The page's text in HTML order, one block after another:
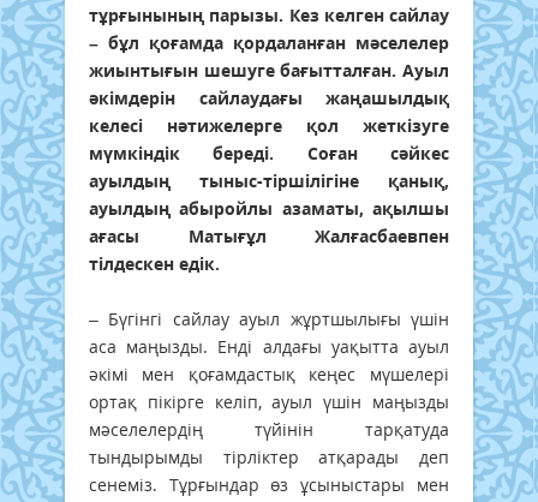
тұрғынының парызы. Кез келген сайлау
– бұл қоғамда қордаланған мәселелер
жиынтығын шешуге бағытталған. Ауыл
әкімдерін сайлаудағы жаңашылдық
келесі нәтижелерге қол жеткізуге
мүмкіндік береді. Соған сәйкес
ауылдың тыныс-тіршілігіне қанық,
ауылдың абыройлы азаматы, ақылшы
ағасы Матығұл Жалғасбаевпен
тілдескен едік.
– Бүгінгі сайлау ауыл жұртшылығы үшін
аса маңызды. Енді алдағы уақытта ауыл
әкімі мен қоғамдастық кеңес мүшелері
ортақ пікірге келіп, ауыл үшін маңызды
мәселелердің түйінін тарқатуда
тындырымды тірліктер атқарады деп
сенеміз. Тұрғындар өз ұсыныстары мен